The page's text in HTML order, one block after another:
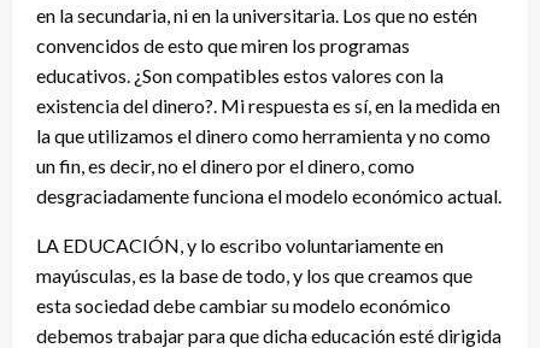
en la secundaria, ni en la universitaria. Los que no estén
convencidos de esto que miren los programas
educativos. ¿Son compatibles estos valores con la
existencia del dinero?. Mi respuesta es sí, en la medida en
la que utilizamos el dinero como herramienta y no como
un fin, es decir, no el dinero por el dinero, como
desgraciadamente funciona el modelo económico actual.
LA EDUCACIÓN, y lo escribo voluntariamente en
mayúsculas, es la base de todo, y los que creamos que
esta sociedad debe cambiar su modelo económico
debemos trabajar para que dicha educación esté dirigida